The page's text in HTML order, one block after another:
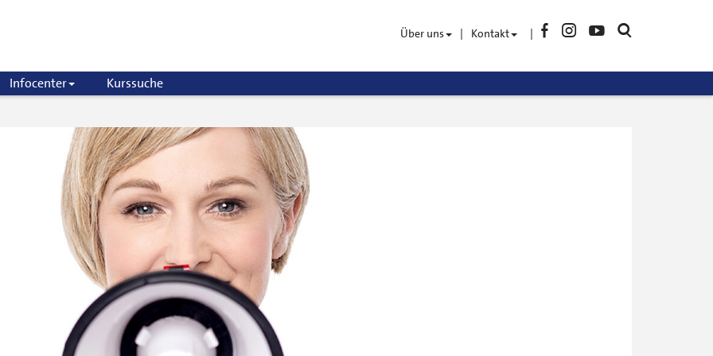
Über uns Kontakt FacebookInstagram
YouTubeSuche
Infocenter Kurssuche